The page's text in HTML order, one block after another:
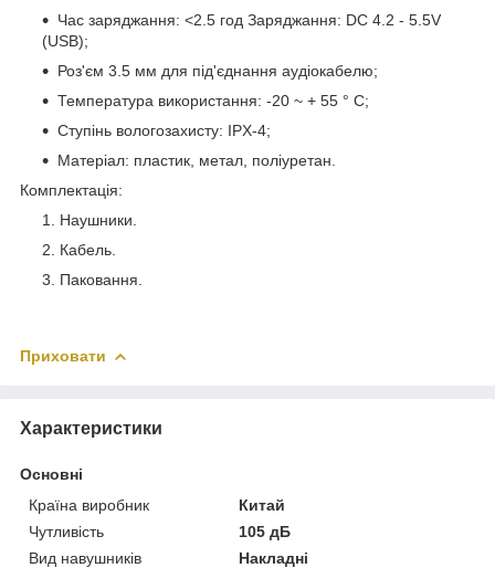
Час заряджання: <2.5 год Заряджання: DC 4.2 - 5.5V
(USB);
Роз'єм 3.5 мм для під'єднання аудіокабелю;
Температура використання: -20 ~ + 55 ° С;
Ступінь вологозахисту: IPX-4;
Матеріал: пластик, метал, поліуретан.
Комплектація:
Наушники.
Кабель.
Паковання.
Приховати
Характеристики
Основні
Країна виробник
Китай
Чутливість
105 дБ
Вид навушників
Накладні